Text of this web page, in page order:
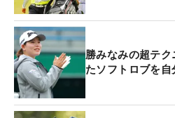
勝みなみの超テ
たソフトロブを